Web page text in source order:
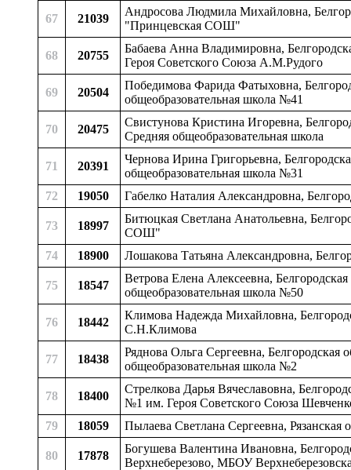
67 21039
Андросова Людмила Михайловна,
"Принцевская СОШ"
68 20755
Бабаева Анна Владимировна,
Героя Советского Союза А.М.Рудого
69 20504
Победимова Фарида Фатыховна,
общеобразовательная школа №41
70 20475
Свистунова Кристина Игоревна,
Средняя общеобразовательная школа
71 20391
Чернова Ирина Григорьевна,
общеобразовательная школа №31
72
19050 Габелко Наталия Александровна,
73 18997
Битюцкая Светлана Анатольевна,
СОШ"
74
18900 Лошакова Татьяна Александровна,
75 18547
Ветрова Елена Алексеевна,
общеобразовательная школа №50
76 18442
Климова Надежда Михайловна,
С.Н.Климова
77 18438
Ряднова Ольга Сергеевна,
общеобразовательная школа №2
78 18400
Стрелкова Дарья Вячеславовна,
№1 им. Героя Советского Союза
79
18059 Пылаева Светлана Сергеевна,
80 17878
Богушева Валентина Ивановна,
Верхнеберезово, МБОУ